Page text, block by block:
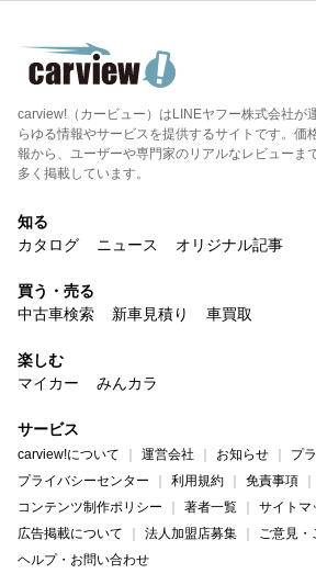
carview!（カービュー）はLINEヤフー株式会社が
らゆる情報やサービスを提供するサイトです。価
報から、ユーザーや専門家のリアルなレビューま
多く掲載しています。
知る
カタログ
ニュース オリジナル記事
買う・売る
中古車検索
新車見積り 車買取
楽しむ
マイカー
みんカラ
サービス
carview!について 運営会社 お知らせ
プ
プライバシーセンター
利用規約
免責事項
コンテンツ制作ポリシー
著者一覧
サイトマ
広告掲載について
法人加盟店募集
ご意見・
ヘルプ・お問い合わせ